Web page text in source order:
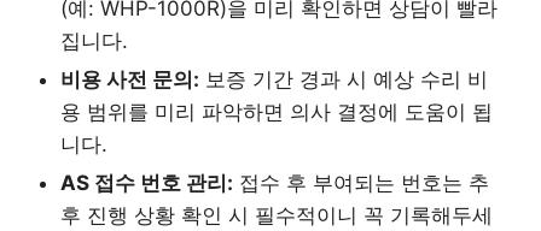
(예: WHP-1000R)을 미리 확인하면 상담이 빨라
집니다.
비용 사전 문의: 보증 기간 경과 시 예상 수리 비
용 범위를 미리 파악하면 의사 결정에 도움이 됩
니다.
AS 접수 번호 관리: 접수 후 부여되는 번호는 추
후 진행 상황 확인 시 필수적이니 꼭 기록해두세